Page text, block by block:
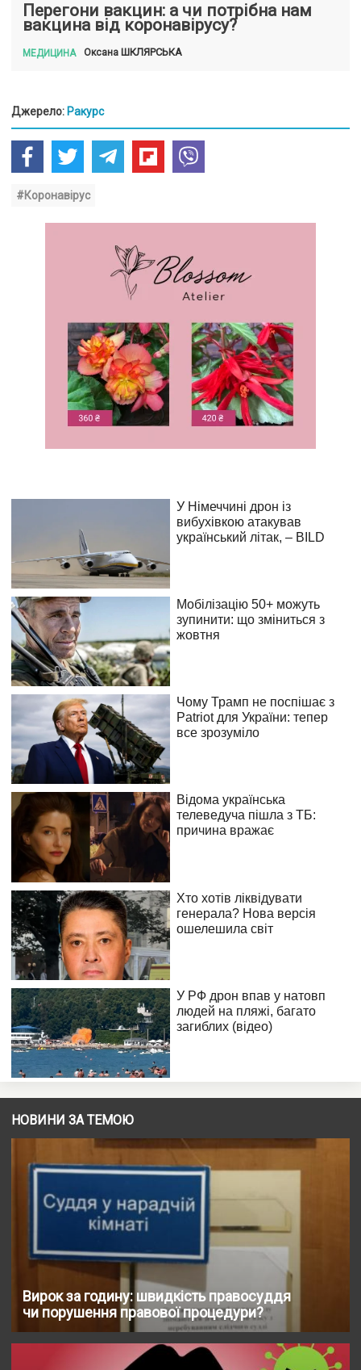
Перегони вакцин: а чи потрібна нам
вакцина від коронавірусу?
МЕДИЦИНА Оксана ШКЛЯРСЬКА
Джерело: Ракурс
#Коронавірус
НОВИНИ ЗА ТЕМОЮ
Вирок за годину: швидкість правосуддя
чи порушення правової процедури?